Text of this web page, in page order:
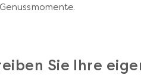
Genussmomente.
Sie Ihre